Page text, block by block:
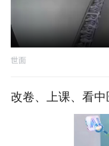
世面
改卷、上课、看